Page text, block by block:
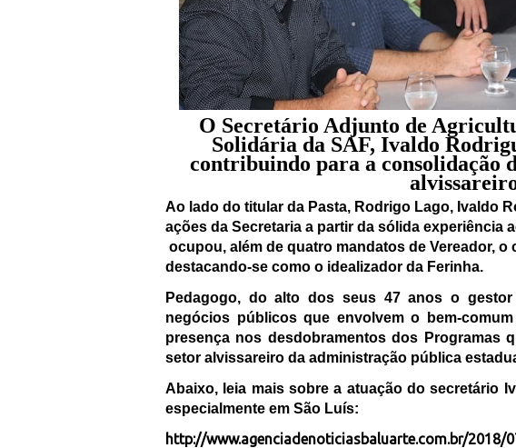
O Secretário Adjunto de
Solidária da SAF, Ivaldo
contribuindo para a consolidação
Ao lado do titular da Pasta, Rodrigo Lago, Ivaldo
ações da Secretaria a partir da sólida experiência
ocupou, além de quatro mandatos de Vereador, o
destacando-se como o idealizador da Ferinha.
Pedagogo, do alto dos seus 47 anos o gestor
negócios públicos que envolvem o bem-
presença nos desdobramentos dos Programas
setor alvissareiro da administração pública
Abaixo, leia mais sobre a atuação do secretário
especialmente em São Luís:
http://www.agenciadenoticiasbaluarte.com.br/2018/